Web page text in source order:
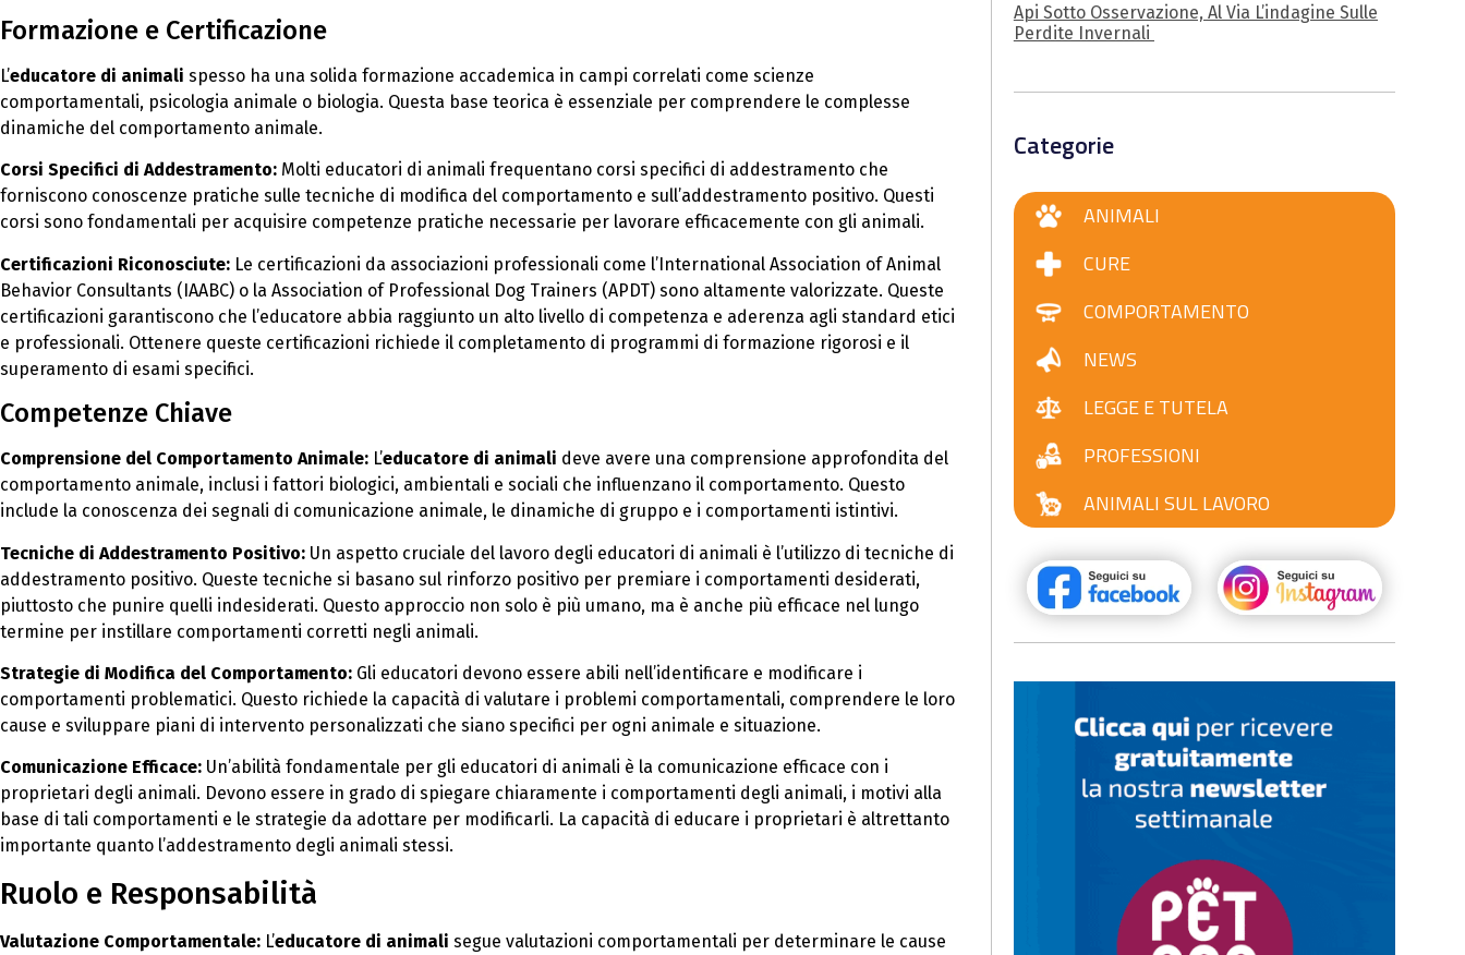
Formazione e Certificazione
L’educatore di animali spesso ha una solida formazione accademica in campi correlati come scienze
comportamentali, psicologia animale o biologia. Questa base teorica è essenziale per comprendere le complesse
dinamiche del comportamento animale.
Corsi Specifici di Addestramento: Molti educatori di animali frequentano corsi specifici di addestramento che
forniscono conoscenze pratiche sulle tecniche di modifica del comportamento e sull’addestramento positivo. Questi
corsi sono fondamentali per acquisire competenze pratiche necessarie per lavorare efficacemente con gli animali.
Certificazioni Riconosciute: Le certificazioni da associazioni professionali come l’International Association of Animal
Behavior Consultants (IAABC) o la Association of Professional Dog Trainers (APDT) sono altamente valorizzate. Queste
certificazioni garantiscono che l’educatore abbia raggiunto un alto livello di competenza e aderenza agli standard etici
e professionali. Ottenere queste certificazioni richiede il completamento di programmi di formazione rigorosi e il
superamento di esami specifici.
Competenze Chiave
Comprensione del Comportamento Animale: L’educatore di animali deve avere una comprensione approfondita del
comportamento animale, inclusi i fattori biologici, ambientali e sociali che influenzano il comportamento. Questo
include la conoscenza dei segnali di comunicazione animale, le dinamiche di gruppo e i comportamenti istintivi.
Tecniche di Addestramento Positivo: Un aspetto cruciale del lavoro degli educatori di animali è l’utilizzo di tecniche di
addestramento positivo. Queste tecniche si basano sul rinforzo positivo per premiare i comportamenti desiderati,
piuttosto che punire quelli indesiderati. Questo approccio non solo è più umano, ma è anche più efficace nel lungo
termine per instillare comportamenti corretti negli animali.
Strategie di Modifica del Comportamento: Gli educatori devono essere abili nell’identificare e modificare i
comportamenti problematici. Questo richiede la capacità di valutare i problemi comportamentali, comprendere le loro
cause e sviluppare piani di intervento personalizzati che siano specifici per ogni animale e situazione.
Comunicazione Efficace: Un’abilità fondamentale per gli educatori di animali è la comunicazione efficace con i
proprietari degli animali. Devono essere in grado di spiegare chiaramente i comportamenti degli animali, i motivi alla
base di tali comportamenti e le strategie da adottare per modificarli. La capacità di educare i proprietari è altrettanto
importante quanto l’addestramento degli animali stessi.
Ruolo e Responsabilità
Valutazione Comportamentale: L’educatore di animali segue valutazioni comportamentali per determinare le cause
Api Sotto Osservazione, Al Via L’indagine Sulle
Perdite Invernali
Categorie
ANIMALI
CURE
COMPORTAMENTO
NEWS
LEGGE E TUTELA
PROFESSIONI
ANIMALI SUL LAVORO